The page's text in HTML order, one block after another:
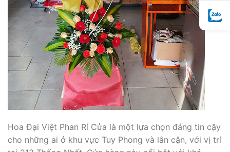
Hoa Đại Việt Phan Rí Cửa là một lựa chọn đáng tin cậy
cho những ai ở khu vực Tuy Phong và lân cận, với vị trí